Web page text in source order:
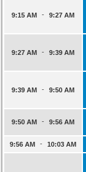
9:15 AM - 9:27 AM
9:27 AM - 9:39 AM
9:39 AM - 9:50 AM
9:50 AM - 9:56 AM
9:56 AM - 10:03 AM